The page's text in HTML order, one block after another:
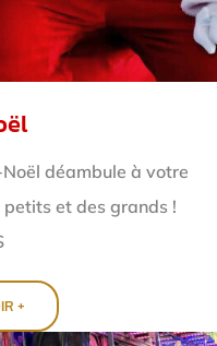
déambule à votre
et des grands !
+